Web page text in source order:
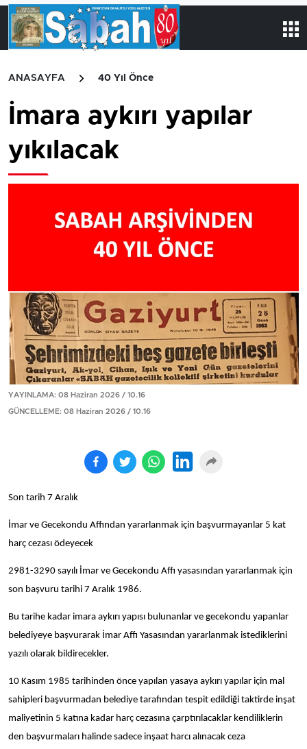
ANASAYFA 40 Yıl Önce
İmara aykırı yapılar
yıkılacak
YAYINLAMA: 08 Haziran 2026 / 10.16
GÜNCELLEME: 08 Haziran 2026 / 10.16
Son tarih 7 Aralık
İmar ve Gecekondu Affından yararlanmak için başvurmayanlar 5 kat
harç cezası ödeyecek
2981-3290 sayılı İmar ve Gecekondu Affı yasasından yararlanmak için
son başvuru tarihi 7 Aralık 1986.
Bu tarihe kadar imara aykırı yapısı bulunanlar ve gecekondu yapanlar
belediyeye başvurarak İmar Affı Yasasından yararlanmak istediklerini
yazılı olarak bildirecekler.
10 Kasım 1985 tarihinden önce yapılan yasaya aykırı yapılar için mal
sahipleri başvurmadan belediye tarafından tespit edildiği taktirde inşat
maliyetinin 5 katına kadar harç cezasına çarptırılacaklar kendiliklerin
den başvurmaları halinde sadece inşaat harcı alınacak ceza